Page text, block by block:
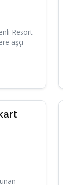
Resort
aşçı